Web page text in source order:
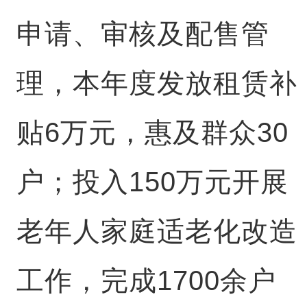
申请、审核及配售管
理，本年度发放租赁补
贴6万元，惠及群众30
户；投入150万元开展
老年人家庭适老化改造
工作，完成1700余户